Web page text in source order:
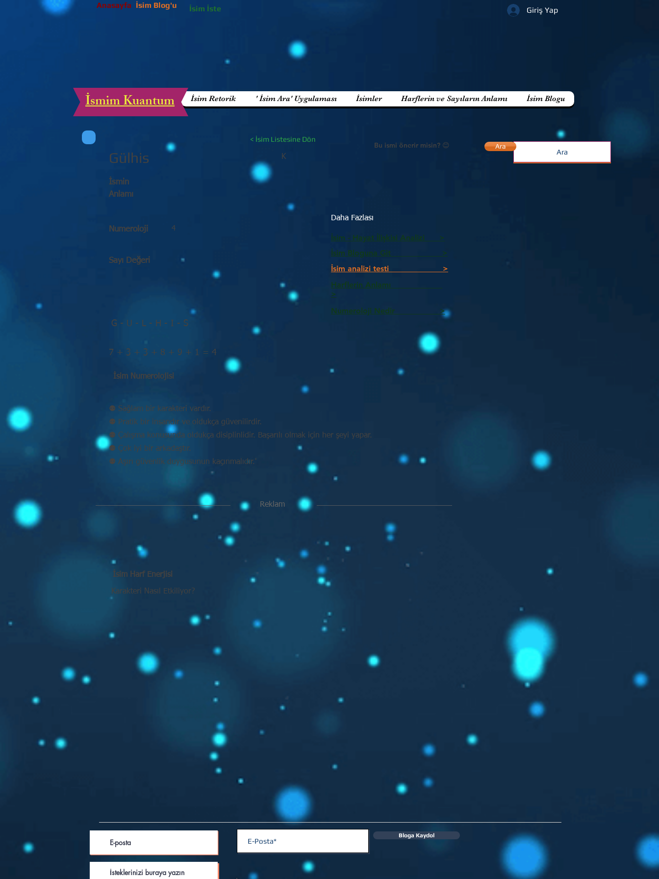
Anasayfa
Giriş Yap
İsim Blog'u İsim İste
İsim Retorik ' İsim Ara' Uygulaması İsimler Harflerin ve Sayıların Anlamı İsim Blogu
İsmim Kuantum
< İsim Listesine Dön
Gülhis K
Bu ismi önerir misin? 😊
İsmin
Anlamı
Numeroloji 4
Sayı Değeri
G - U - L - H - I - S
Daha Fazlası
İsim - Hayat İlişkisi Analizi >
İsim Bloguna Git >
İsim analizi testi >
Harflerin Anlamı
>
Numeroloji Nedir_________ >
7 + 3 + 3 + 8 + 9 + 1 = 4
İsim Numerolojisi
⚉ Sağlam bir karakteri vardır.
⚉ Pratik bir insandır ve oldukça güvenilirdir.
⚉ Çalışma konusunda oldukça disiplinlidir. Başarılı olmak için her şeyi yapar.
⚉ Çok iyi bir arkadaştır.
⚉ Aşırı güvenlik duygusunun kaçınmalıdır.'
Reklam
İsim Harf Enerjisi
Karakteri Nasıl Etkiliyor?
Ara
Bloga Kaydol